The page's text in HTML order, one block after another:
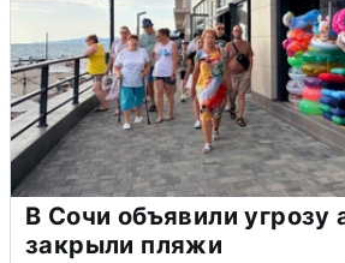
В Сочи объявили угрозу
закрыли пляжи